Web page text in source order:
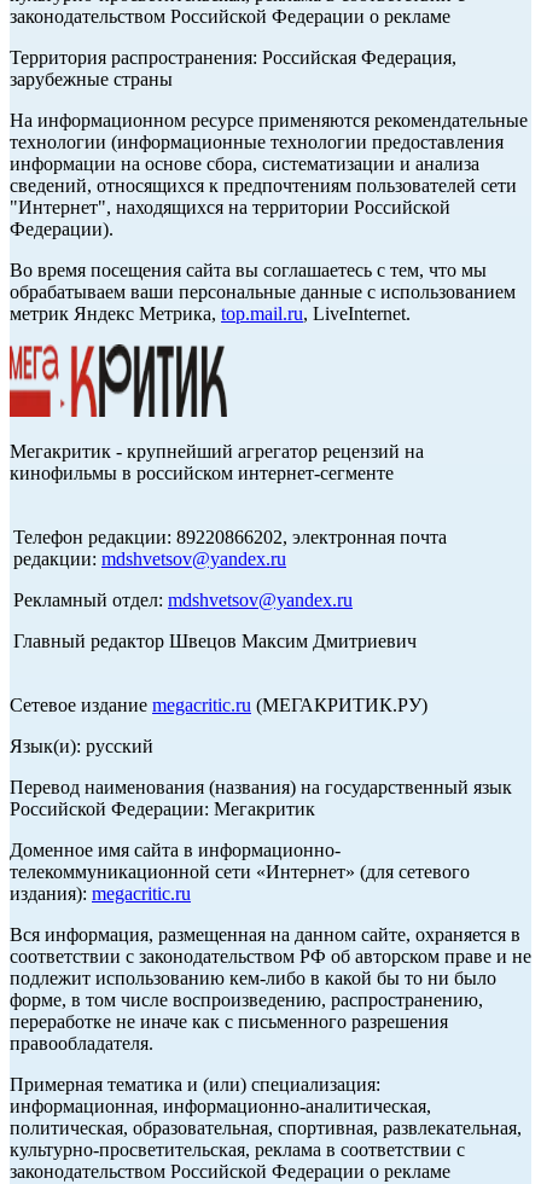
законодательством Российской Федерации о рекламе
Территория распространения: Российская Федерация,
зарубежные страны
На информационном ресурсе применяются рекомендательные
технологии (информационные технологии предоставления
информации на основе сбора, систематизации и анализа
сведений, относящихся к предпочтениям пользователей сети
"Интернет", находящихся на территории Российской
Федерации).
Во время посещения сайта вы соглашаетесь с тем, что мы
обрабатываем ваши персональные данные с использованием
метрик Яндекс Метрика, top.mail.ru, LiveInternet.
Мегакритик - крупнейший агрегатор рецензий на
кинофильмы в российском интернет-сегменте
Телефон редакции: 89220866202, электронная почта
редакции: mdshvetsov@yandex.ru
Рекламный отдел: mdshvetsov@yandex.ru
Главный редактор Швецов Максим Дмитриевич
Сетевое издание megacritic.ru (МЕГАКРИТИК.РУ)
Язык(и): русский
Перевод наименования (названия) на государственный язык
Российской Федерации: Мегакритик
Доменное имя сайта в информационно-
телекоммуникационной сети «Интернет» (для сетевого
издания): megacritic.ru
Вся информация, размещенная на данном сайте, охраняется в
соответствии с законодательством РФ об авторском праве и не
подлежит использованию кем-либо в какой бы то ни было
форме, в том числе воспроизведению, распространению,
переработке не иначе как с письменного разрешения
правообладателя.
Примерная тематика и (или) специализация:
информационная, информационно-аналитическая,
политическая, образовательная, спортивная, развлекательная,
культурно-просветительская, реклама в соответствии с
законодательством Российской Федерации о рекламе